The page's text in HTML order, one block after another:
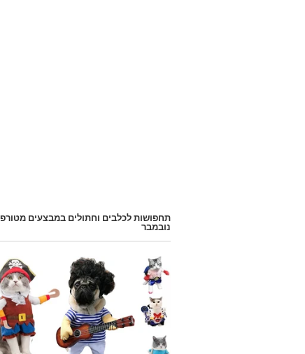
תחפושות לכלבים וחתולים במבצעים
נובמבר